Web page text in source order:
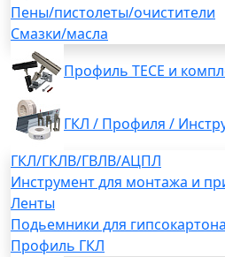
Пены/пистолеты/очистители
Смазки/масла
Профиль TECE и
ГКЛ / Профиля /
ГКЛ/ГКЛВ/ГВЛВ/АЦПЛ
Инструмент для монтажа и
Ленты
Подьемники для гипсокартона
Профиль ГКЛ